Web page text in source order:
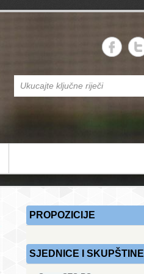
Stonoteniski savez Republike Srpske
PROPOZICIJE
SJEDNICE I SKUPŠTINE